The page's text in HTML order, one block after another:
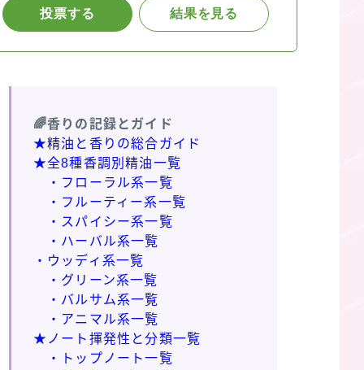
🌈香りの記録とガイド
★精油と香りの総合ガイド
★全8種香調別精油一覧
・フローラル系一覧
・フルーティー系一覧
・スパイシー系一覧
・ハーバル系一覧
・ウッディ系一覧
・グリーン系一覧
・バルサム系一覧
・アニマル系一覧
★ノート揮発性と分類一覧
・トップノート一覧